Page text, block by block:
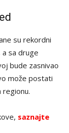
su rekordni
sa druge
bude zasnivao
može postati
saznajte